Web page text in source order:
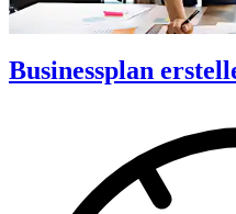
Businessplan